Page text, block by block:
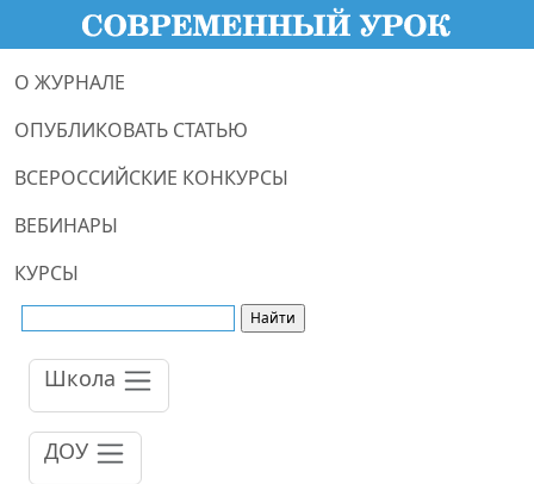
О ЖУРНАЛЕ
ОПУБЛИКОВАТЬ СТАТЬЮ
ВСЕРОССИЙСКИЕ КОНКУРСЫ
ВЕБИНАРЫ
КУРСЫ
Школа
ДОУ